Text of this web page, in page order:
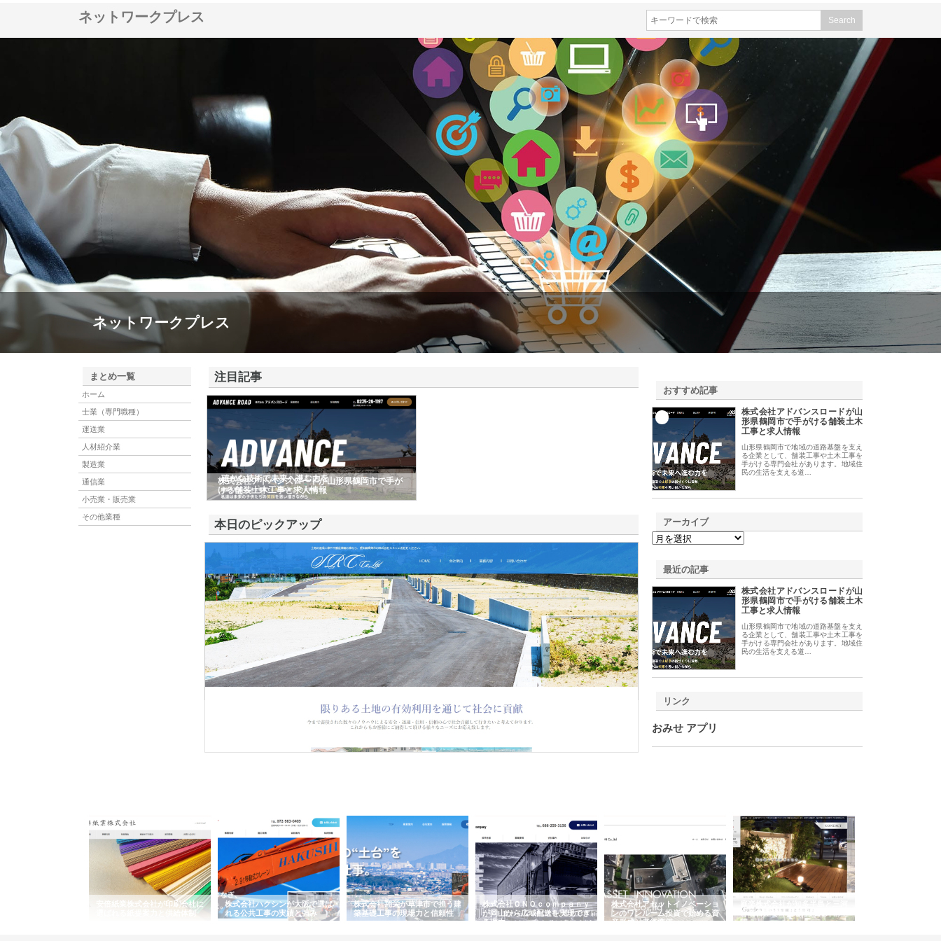
ネットワークプレス
ネットワークプレス
まとめ一覧
ホーム
士業（専門職種）
運送業
人材紹介業
製造業
通信業
小売業・販売業
その他業種
注目記事
株式会社アドバンスロードが山形県鶴岡市で手が
ける舗装土木工事と求人情報
本日のピックアップ
おすすめ記事
株式会社アドバンスロードが山
形県鶴岡市で手がける舗装土木
工事と求人情報
山形県鶴岡市で地域の道路基盤を支え
る企業として、舗装工事や土木工事を
手がける専門会社があります。地域住
民の生活を支える道…
アーカイブ
最近の記事
株式会社アドバンスロードが山
形県鶴岡市で手がける舗装土木
工事と求人情報
山形県鶴岡市で地域の道路基盤を支え
る企業として、舗装工事や土木工事を
手がける専門会社があります。地域住
民の生活を支える道…
リンク
おみせ アプリ
安倍紙業株式会社が印刷会社に
株式会社ハクシンが大阪で選ば
れる公共工事の実績と強み
株式会社翔栄が草津市で担う建
築基礎工事の現場力と信頼性
株式会社ＯＮＯｃｏｍｐａｎｙ
が岡山から広域配送を実現でき
る理由
株式会社アセットイノベーショ
ンのワンルーム投資で始める資
産形成と老後準備
と名古屋で叶える理想の外構空
間